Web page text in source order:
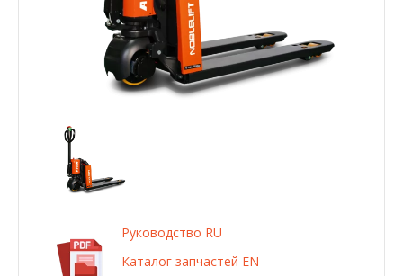
Руководство RU
Каталог запчастей EN